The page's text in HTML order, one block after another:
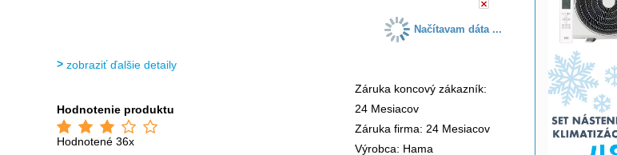
Načítavam dáta ...
zobraziť ďalšie detaily
Hodnotenie produktu
Hodnotené 36x
Záruka koncový zákazník:
24 Mesiacov
Záruka firma: 24 Mesiacov
Výrobca: Hama